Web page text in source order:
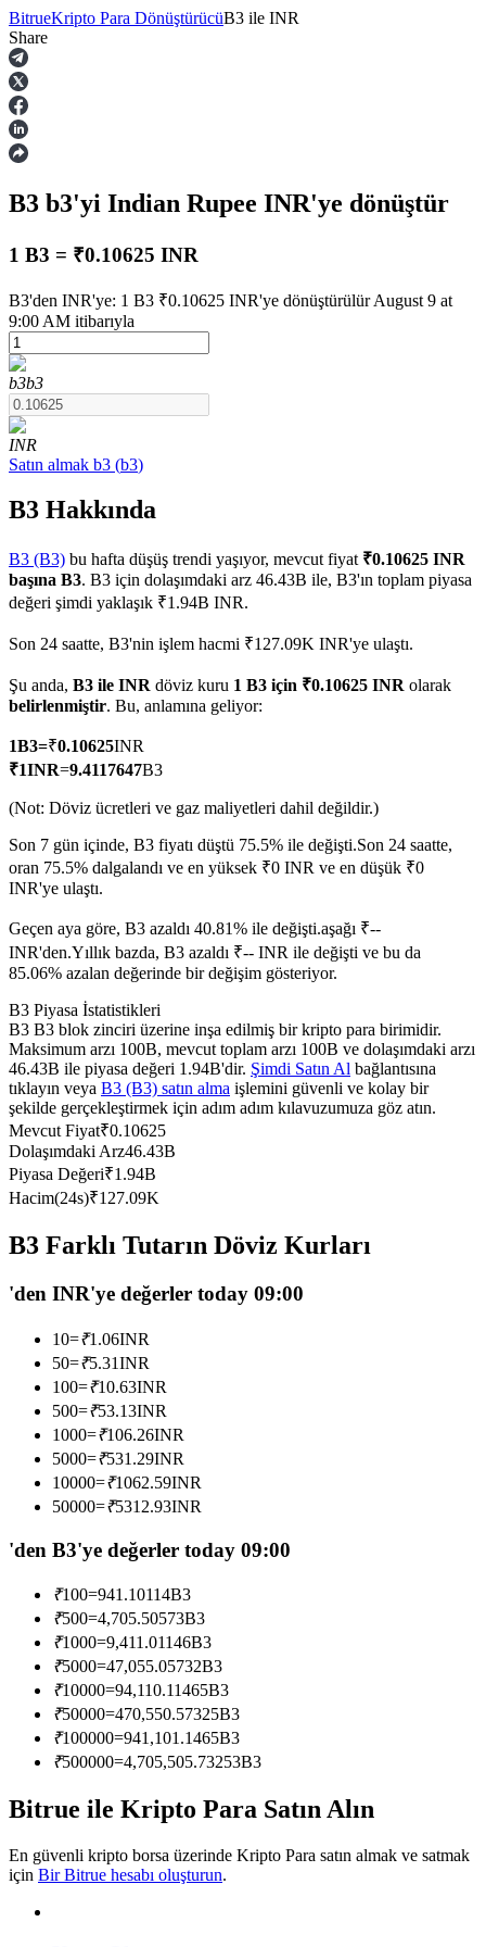
Vadeli İşlemler
USDT Vadeli İşlemleri
COIN-M Vadeli İşlemleri
TradFi
Hisse senetleri, döviz, değerli metaller ve emtia türevleri
USDC Vadeli İşlemleri
USDC'yi teminat olarak kullanan vadeli işlemler
En iyi traderlarla güçlerinizi birleştirin
Kopya Tüccarı Olun
Kâr paylaşımı ve kopya ticaret komisyonlarının tadını çıkarın
Bilgi
Ticaret bilgileri vb. dahil olmak üzere büyük veri analizi.
BitrueKripto Para DönüştürücüB3 ile INR
Share
B3 b3'yi Indian Rupee INR'ye dönüştür
1 B3 = ₹0.10625 INR
B3'den INR'ye: 1 B3 ₹0.10625 INR'ye dönüştürülür August 9 at
9:00 AM itibarıyla
b3b3
INR
Satın almak b3 (b3)
B3 Hakkında
B3 (B3) bu hafta düşüş trendi yaşıyor, mevcut fiyat ₹0.10625 INR
başına B3. B3 için dolaşımdaki arz 46.43B ile, B3'ın toplam piyasa
değeri şimdi yaklaşık ₹1.94B INR.
Son 24 saatte, B3'nin işlem hacmi ₹127.09K INR'ye ulaştı.
Şu anda, B3 ile INR döviz kuru 1 B3 için ₹0.10625 INR olarak
belirlenmiştir. Bu, anlamına geliyor:
1B3=₹0.10625INR
₹1INR=9.4117647B3
(Not: Döviz ücretleri ve gaz maliyetleri dahil değildir.)
Son 7 gün içinde, B3 fiyatı düştü 75.5% ile değişti.Son 24 saatte,
oran 75.5% dalgalandı ve en yüksek ₹0 INR ve en düşük ₹0
INR'ye ulaştı.
Geçen aya göre, B3 azaldı 40.81% ile değişti.aşağı ₹--
INR'den.Yıllık bazda, B3 azaldı ₹-- INR ile değişti ve bu da
85.06% azalan değerinde bir değişim gösteriyor.
B3 Piyasa İstatistikleri
B3 B3 blok zinciri üzerine inşa edilmiş bir kripto para birimidir.
Maksimum arzı 100B, mevcut toplam arzı 100B ve dolaşımdaki arzı
46.43B ile piyasa değeri 1.94B'dir. Şimdi Satın Al bağlantısına
tıklayın veya B3 (B3) satın alma işlemini güvenli ve kolay bir
şekilde gerçekleştirmek için adım adım kılavuzumuza göz atın.
Mevcut Fiyat₹0.10625
Dolaşımdaki Arz46.43B
Piyasa Değeri₹1.94B
Hacim(24s)₹127.09K
B3 Farklı Tutarın Döviz Kurları
'den INR'ye değerler today 09:00
10=₹1.06INR
50=₹5.31INR
100=₹10.63INR
500=₹53.13INR
1000=₹106.26INR
5000=₹531.29INR
10000=₹1062.59INR
50000=₹5312.93INR
'den B3'ye değerler today 09:00
₹100=941.10114B3
₹500=4,705.50573B3
₹1000=9,411.01146B3
₹5000=47,055.05732B3
₹10000=94,110.11465B3
₹50000=470,550.57325B3
₹100000=941,101.1465B3
₹500000=4,705,505.73253B3
Bitrue ile Kripto Para Satın Alın
En güvenli kripto borsa üzerinde Kripto Para satın almak ve satmak
için Bir Bitrue hesabı oluşturun.